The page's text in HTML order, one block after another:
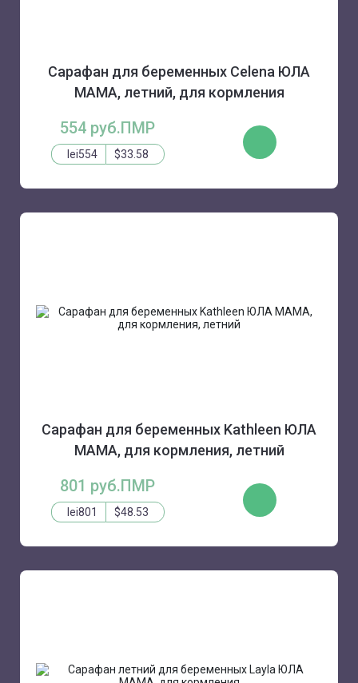
Сарафан для беременных Celena ЮЛА
МАМА, летний, для кормления
554 руб.ПМР
lei554 $33.58
КУПИТЬ
Сарафан для беременных Kathleen ЮЛА
МАМА, для кормления, летний
801 руб.ПМР
lei801 $48.53
КУПИТЬ